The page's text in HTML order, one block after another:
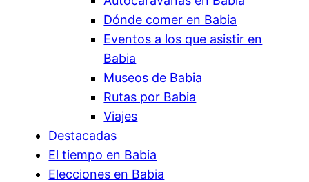
Dónde comer en Babia
Eventos a los que asistir en
Babia
Museos de Babia
Rutas por Babia
Viajes
Destacadas
El tiempo en Babia
Elecciones en Babia